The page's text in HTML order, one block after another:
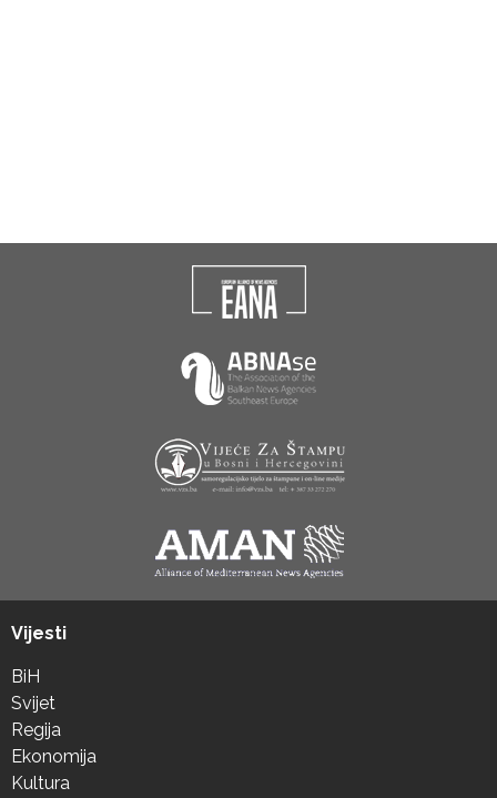
Vijesti
BiH
Svijet
Regija
Ekonomija
Kultura